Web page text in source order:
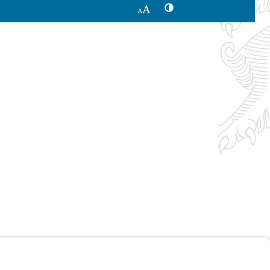
SchriftgrößeKontrastwechsel